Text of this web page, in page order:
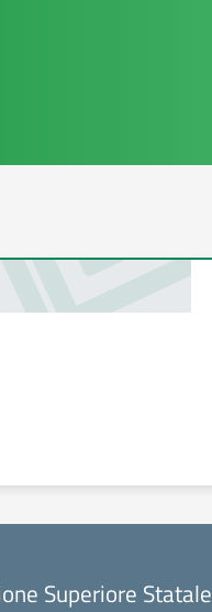
Superiore Statale